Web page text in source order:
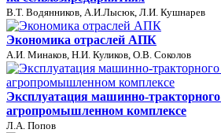
В.Т. Водянников, А.И.Лысюк, Л.И. Кушнарев
Экономика отраслей АПК
А.И. Минаков, Н.И. Куликов, О.В. Соколов
Эксплуатация машинно-
агропромышленном комплексе
Л.А. Попов